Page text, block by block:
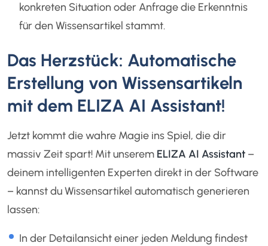
konkreten Situation oder Anfrage die Erkenntnis
für den Wissensartikel stammt.
Das Herzstück: Automatische
Erstellung von Wissensartikeln
mit dem ELIZA AI Assistant!
Jetzt kommt die wahre Magie ins Spiel, die dir
massiv Zeit spart! Mit unserem ELIZA AI Assistant –
deinem intelligenten Experten direkt in der Software
– kannst du Wissensartikel automatisch generieren
lassen:
In der Detailansicht einer jeden Meldung findest